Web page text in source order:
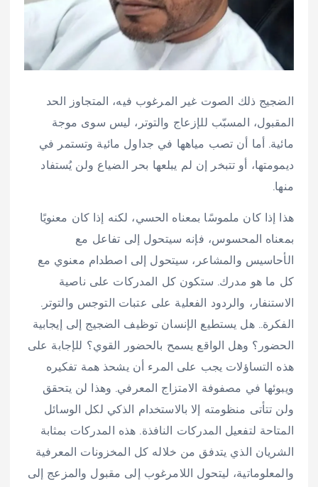
الضجيج ذلك الصوت غير المرغوب فيه، المتجاوز الحد
المقبول، المسبّب للإزعاج والتوتر، ليس سوى موجة
مائية. أما أن تصب مياهها في جداول مائية وتستمر في
ديمومتها، أو تتبخر إن لم يبلعها بحر الضياع ولن يُستفاد
منها.
هذا إذا كان ملموسًا بمعناه الحسي، لكنه إذا كان معنويًا
بمعناه المحسوس، فإنه سيتحول إلى تفاعل مع
الأحاسيس والمشاعر، سيتحول إلى اصطدام معنوي مع
كل ما هو مدرك. ستكون كل المدركات على ناصية
الاستنفار، والردود الفعلية على عتبات التوجس والتوتر.
الفكرة.. هل يستطيع الإنسان توظيف الضجيج إلى إيجابية
الحضور؟ وهل الواقع يسمح بالحضور القوي؟ للإجابة على
هذه التساؤلات يجب على المرء أن يشحذ همة تفكيره
ويبوئها في مصفوفة الامتزاج المعرفي. وهذا لن يتحقق
ولن تتأتى منظومته إلا بالاستخدام الذكي لكل الوسائل
المتاحة لتفعيل المدركات النافذة. هذه المدركات بمثابة
الشريان الذي يتدفق من خلاله كل المخزونات المعرفية
والمعلوماتية، ليتحول اللامرغوب إلى مقبول والمزعج إلى